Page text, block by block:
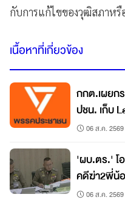
กับการแก้ไขของวุฒิสภาหรื
เนื้อหาที่เกี่ยวข้อง
กกต.เผยก
ปชน. เก็บ
06 ส.ค.
'ผบ.ตร.' โ
คดีฆ่า2พี่น้
06 ส.ค.